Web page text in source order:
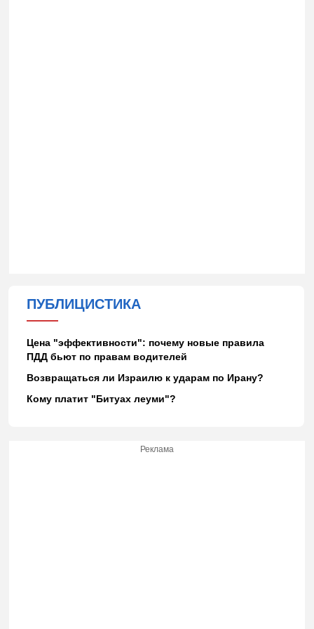
ПУБЛИЦИСТИКА
Цена "эффективности": почему новые правила
ПДД бьют по правам водителей
Возвращаться ли Израилю к ударам по Ирану?
Кому платит "Битуах леуми"?
Реклама